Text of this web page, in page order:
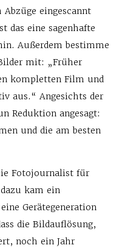
eingescannt
das eine sagenhafte
Außerdem bestimme
mit: „Früher
kompletten Film und
aus.“ Angesichts der
Reduktion angesagt:
und die am besten
Fotojournalist für
kam ein
Gerätegeneration
die Bildauflösung,
noch ein Jahr